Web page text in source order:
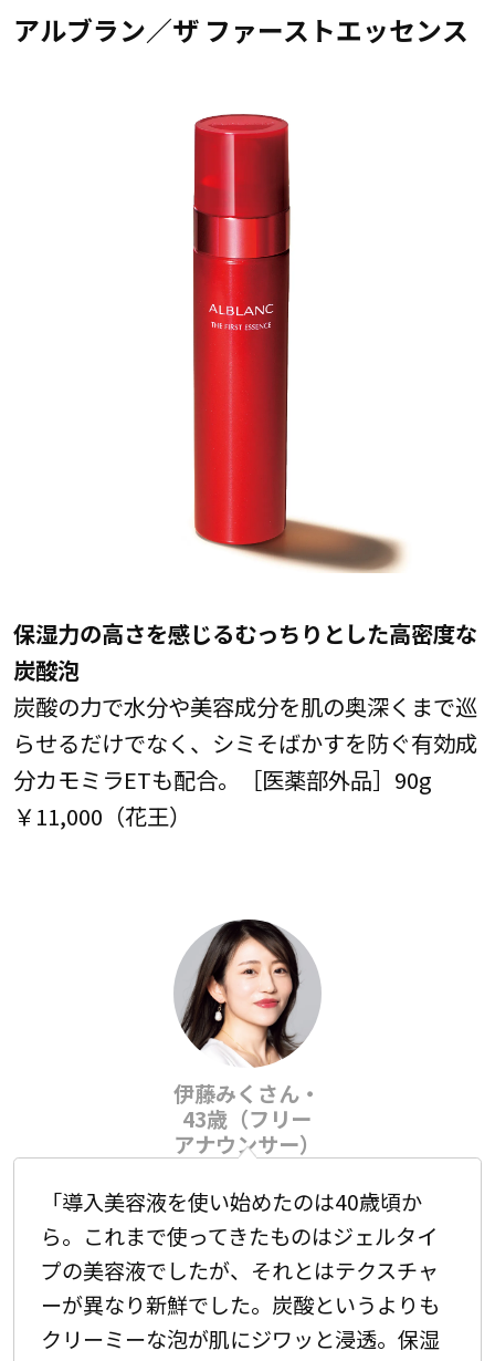
アルブラン／ザ ファーストエッセンス
保湿力の高さを感じるむっちりとした高密度な
炭酸泡
炭酸の力で水分や美容成分を肌の奥深くまで巡
らせるだけでなく、シミそばかすを防ぐ有効成
分カモミラETも配合。［医薬部外品］90g
￥11,000（花王）
伊藤みくさん・
43歳（フリー
アナウンサー）
「導入美容液を使い始めたのは40歳頃か
ら。これまで使ってきたものはジェルタイ
プの美容液でしたが、それとはテクスチャ
ーが異なり新鮮でした。炭酸というよりも
クリーミーな泡が肌にジワッと浸透。保湿